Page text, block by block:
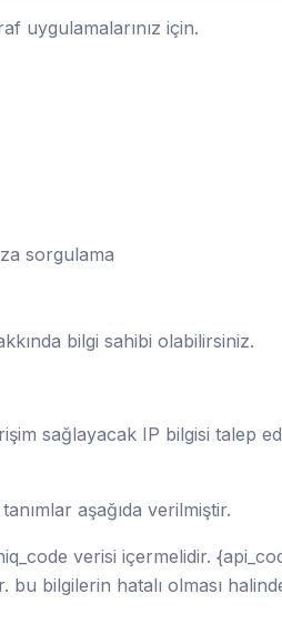
uygulamalarınız için.
sorgulama
bilgi sahibi olabilirsiniz.
sağlayacak IP bilgisi talep
aşağıda verilmiştir.
verisi içermelidir.
bu bilgilerin hatalı olması